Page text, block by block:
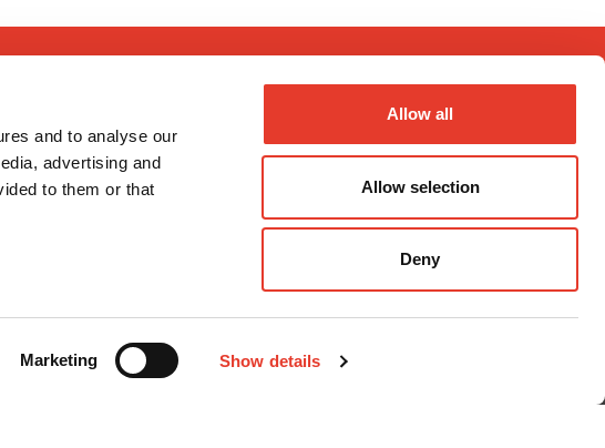
and to analyse our
advertising and
to them or that
Marketing Show details
Allow all
Allow selection
Deny
lapolítica de